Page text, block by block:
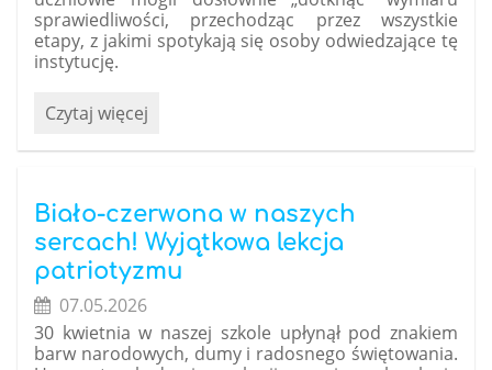
sprawiedliwości, przechodząc przez wszystkie
etapy, z jakimi spotykają się osoby odwiedzające tę
instytucję.
Prawo
wizyta
naszych
uczniów
w
Sądzie
Rejonowym
w
Czytaj więcej
Biało-czerwona w naszych
sercach! Wyjątkowa lekcja
patriotyzmu
07.05.2026
30 kwietnia w naszej szkole upłynął pod znakiem
barw narodowych, dumy i radosnego świętowania.